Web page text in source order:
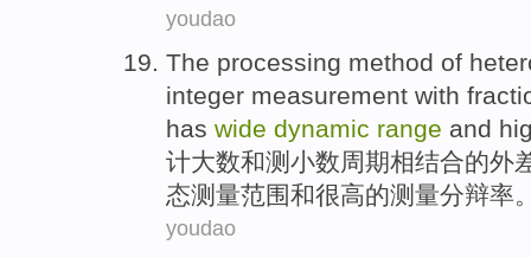
youdao
The processing method of
integer measurement with
has wide dynamic range and
计大数和测 小数周期相结合的外
态测量范围和很高的测量分辩率
youdao